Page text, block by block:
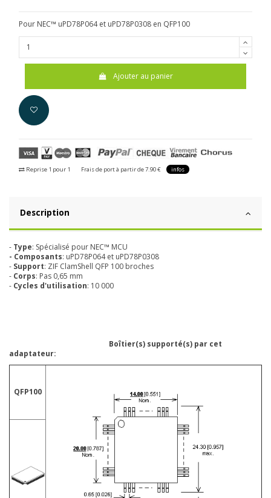
Pour NEC™ uPD78P064 et uPD78P0308 en QFP100
Ajouter au panier
Reprise 1 pour 1 Frais de port à partir de 7.90 € infos
Description
- Type: Spécialisé pour NEC™ MCU
- Composants: uPD78P064 et uPD78P0308
- Support: ZIF ClamShell QFP 100 broches
- Corps: Pas 0,65 mm
- Cycles d'utilisation: 10 000
Boîtier(s) supporté(s) par cet
adaptateur:
QFP100